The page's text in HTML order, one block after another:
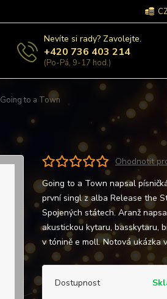
Nevíte si rady? Zavolejte.
+420 736 403 214
(Po-Pá, 9-17 hod.)
Going to a Town
Ohodnotit
Going to a Town napsal
první singl z alba Release the
Spojených státech. Aranž
akustickou kytaru, basskytaru,
v tónině e moll. Notová ukázka
Dostupnost